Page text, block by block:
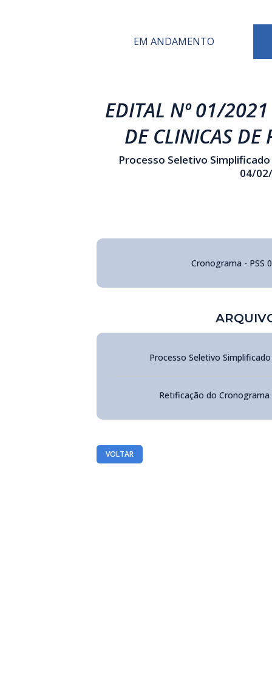
EM ANDAMENTO
EDITAL Nº 01/2021
DE CLINICAS DE
Processo Seletivo Simplificado
04/
Cronograma - PSS
Processo Seletivo Simplificado
Retificação do
VOLTAR